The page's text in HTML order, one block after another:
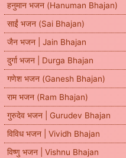
हनुमान भजन (Hanuman Bhajan)
साईं भजन (Sai Bhajan)
जैन भजन | Jain Bhajan
दुर्गा भजन | Durga Bhajan
गणेश भजन (Ganesh Bhajan)
राम भजन (Ram Bhajan)
गुरुदेव भजन | Gurudev Bhajan
विविध भजन | Vividh Bhajan
विष्णु भजन | Vishnu Bhajan